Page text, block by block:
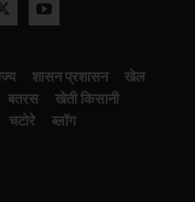
शासन प्रशासन
खेल
बतरस
खेती किसानी
चटोरे ब्लॉग